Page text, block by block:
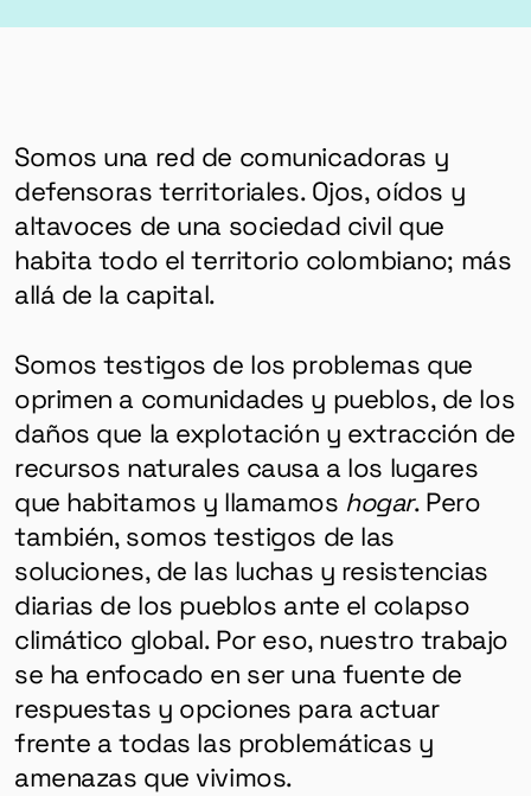
Somos una red de comunicadoras y
defensoras territoriales. Ojos, oídos y
altavoces de una sociedad civil que
habita todo el territorio colombiano; más
allá de la capital.
Somos testigos de los problemas que
oprimen a comunidades y pueblos, de los
daños que la explotación y extracción de
recursos naturales causa a los lugares
que habitamos y llamamos hogar. Pero
también, somos testigos de las
soluciones, de las luchas y resistencias
diarias de los pueblos ante el colapso
climático global. Por eso, nuestro trabajo
se ha enfocado en ser una fuente de
respuestas y opciones para actuar
frente a todas las problemáticas y
amenazas que vivimos.